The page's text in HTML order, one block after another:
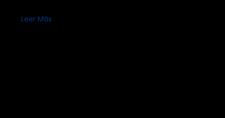
Leer Más